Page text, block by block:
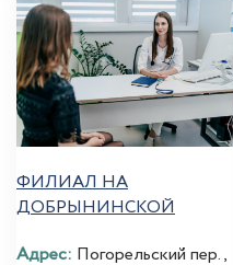
ФИЛИАЛ НА
ДОБРЫНИНСКОЙ
Адрес: Погорельский пер.,